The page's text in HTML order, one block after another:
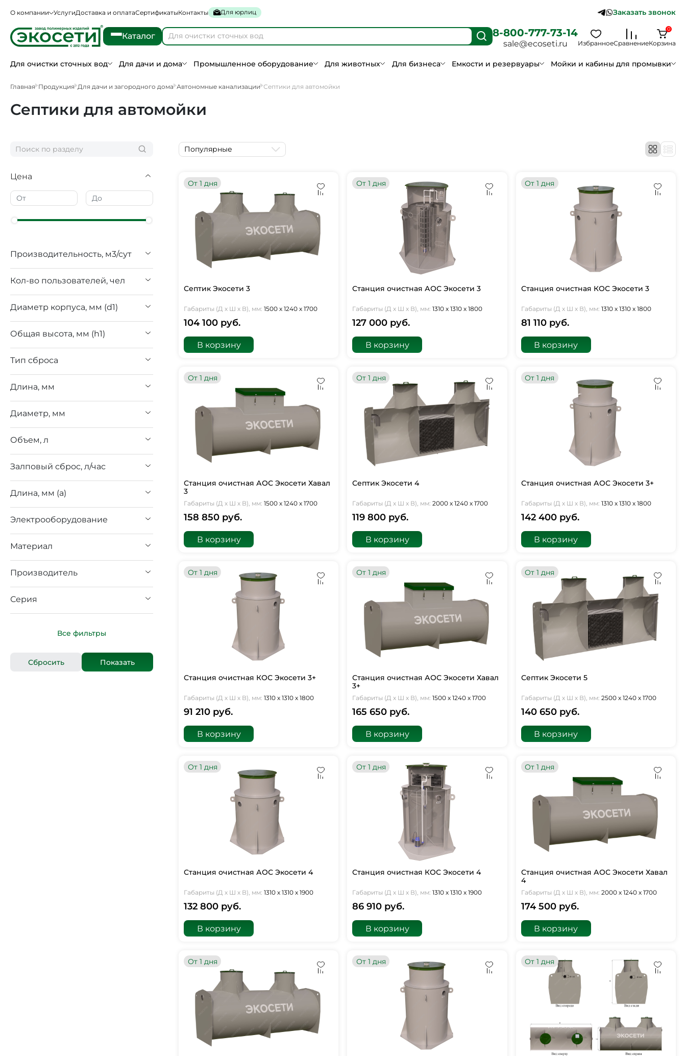
О компании УслугиДоставка и оплатаСертификатыКонтакты Для юрлиц Заказать звонок
Каталог 8-800-777-73-14
sale@ecoseti.ru ИзбранноеСравнениеКорзина
0
Для очистки сточных вод Для дачи и дома Промышленное оборудование Для животных Для бизнеса Емкости и резервуары Мойки и кабины для промывки
Главная Продукция Для дачи и загородного дома Автономные канализации Септики для автомойки
Септики для автомойки
Цена
Производительность, м3/сут
Кол-во пользователей, чел
Диаметр корпуса, мм (d1)
Общая высота, мм (h1)
Тип сброса
Длина, мм
Диаметр, мм
Объем, л
Залповый сброс, л/час
Длина, мм (а)
Электрооборудование
Материал
Производитель
Серия
Все фильтры
Популярные
От 1 дня
Септик Экосети 3
Габариты (Д х Ш х В), мм: 1500 х 1240 х 1700
104 100 руб.
В корзину
От 1 дня
Станция очистная АОС Экосети 3
Габариты (Д х Ш х В), мм: 1310 х 1310 х 1800
127 000 руб.
В корзину
От 1 дня
Станция очистная КОС Экосети 3
Габариты (Д х Ш х В), мм: 1310 х 1310 х 1800
81 110 руб.
В корзину
От 1 дня
Станция очистная АОС Экосети Хавал
3
Габариты (Д х Ш х В), мм: 1500 х 1240 х 1700
158 850 руб.
В корзину
От 1 дня
Септик Экосети 4
Габариты (Д х Ш х В), мм: 2000 х 1240 х 1700
119 800 руб.
В корзину
От 1 дня
Станция очистная АОС Экосети 3+
Габариты (Д х Ш х В), мм: 1310 х 1310 х 1800
142 400 руб.
В корзину
От 1 дня
Станция очистная КОС Экосети 3+
Габариты (Д х Ш х В), мм: 1310 х 1310 х 1800
91 210 руб.
В корзину
От 1 дня
Станция очистная АОС Экосети Хавал
3+
Габариты (Д х Ш х В), мм: 1500 х 1240 х 1700
165 650 руб.
В корзину
От 1 дня
Септик Экосети 5
Габариты (Д х Ш х В), мм: 2500 х 1240 х 1700
140 650 руб.
В корзину
От 1 дня
Станция очистная АОС Экосети 4
Габариты (Д х Ш х В), мм: 1310 х 1310 х 1900
132 800 руб.
В корзину
От 1 дня
Станция очистная КОС Экосети 4
Габариты (Д х Ш х В), мм: 1310 х 1310 х 1900
86 910 руб.
В корзину
От 1 дня
Станция очистная АОС Экосети Хавал
4
Габариты (Д х Ш х В), мм: 2000 х 1240 х 1700
174 500 руб.
В корзину
От 1 дня От 1 дня От 1 дня